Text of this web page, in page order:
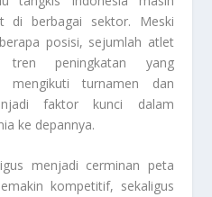
di berbagai sektor. Meski
posisi, sejumlah atlet
tren peningkatan yang
mengikuti turnamen dan
faktor kunci dalam
ke depannya.
menjadi cerminan peta
kompetitif, sekaligus